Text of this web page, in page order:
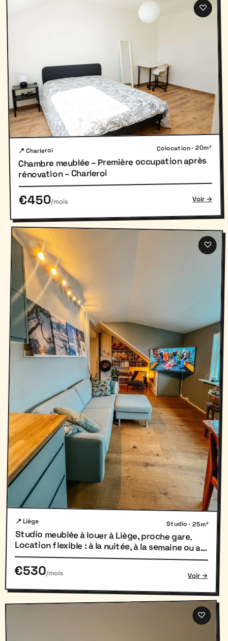
♡
📍 Charleroi Colocation · 20m²
Chambre meublée – Première occupation après
rénovation – Charleroi
€450/mois Voir →
♡
📍 Liège Studio · 25m²
Studio meublée à louer à Liège, proche gare.
Location flexible : à la nuitée, à la semaine ou au
mois.
€530/mois Voir →
♡